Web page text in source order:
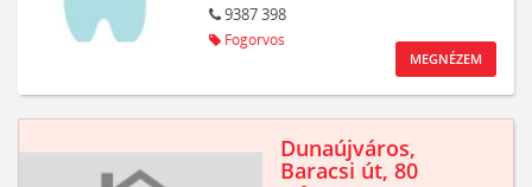
9387 398
Fogorvos
MEGNÉZEM
Dunaújváros,
Baracsi út, 80